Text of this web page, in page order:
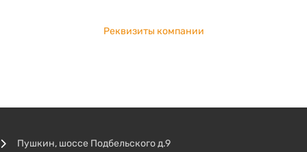
Реквизиты компании
Пушкин, шоссе Подбельского д.9